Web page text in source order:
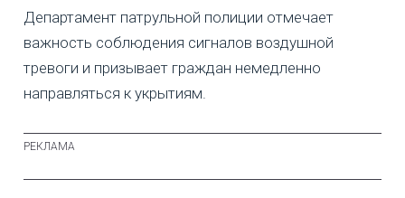
Департамент патрульной полиции отмечает
важность соблюдения сигналов воздушной
тревоги и призывает граждан немедленно
направляться к укрытиям.